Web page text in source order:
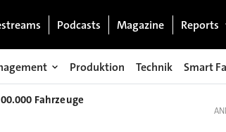
Podcasts Magazine Reports
Produktion Technik Smart
Fahrzeuge